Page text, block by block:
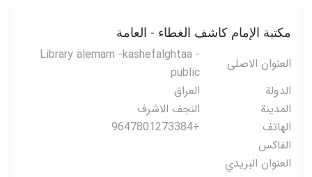
مكتبة الإمام كاشف الغطاء - العامة
العنوان الاصلی
Library alemam -kashefalghtaa -
public
الدولة
العراق
المدينة
النجف الاشرف
الهاتف
+9647801273384
الفاكس
العنوان البريدي